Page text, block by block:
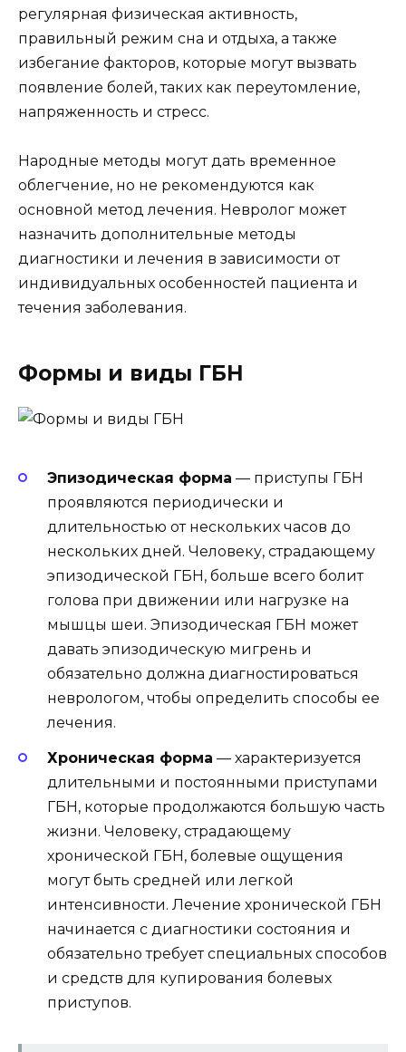
регулярная физическая активность,
правильный режим сна и отдыха, а также
избегание факторов, которые могут вызвать
появление болей, таких как переутомление,
напряженность и стресс.
Народные методы могут дать временное
облегчение, но не рекомендуются как
основной метод лечения. Невролог может
назначить дополнительные методы
диагностики и лечения в зависимости от
индивидуальных особенностей пациента и
течения заболевания.
Формы и виды ГБН
Эпизодическая форма — приступы ГБН
проявляются периодически и
длительностью от нескольких часов до
нескольких дней. Человеку, страдающему
эпизодической ГБН, больше всего болит
голова при движении или нагрузке на
мышцы шеи. Эпизодическая ГБН может
давать эпизодическую мигрень и
обязательно должна диагностироваться
неврологом, чтобы определить способы ее
лечения.
Хроническая форма — характеризуется
длительными и постоянными приступами
ГБН, которые продолжаются большую часть
жизни. Человеку, страдающему
хронической ГБН, болевые ощущения
могут быть средней или легкой
интенсивности. Лечение хронической ГБН
начинается с диагностики состояния и
обязательно требует специальных способов
и средств для купирования болевых
приступов.